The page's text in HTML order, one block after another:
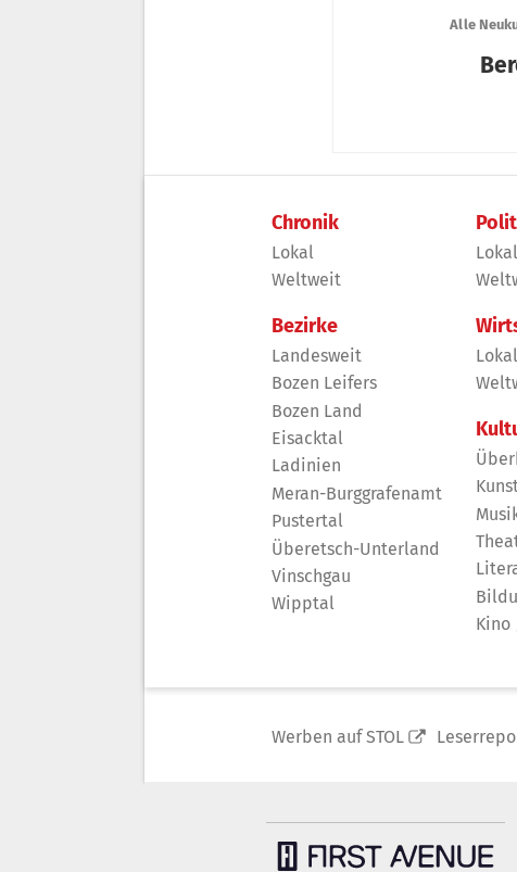
Chronik
Lokal
Weltweit
Bezirke
Landesweit
Bozen Leifers
Bozen Land
Eisacktal
Ladinien
Meran-Burggrafenamt
Pustertal
Überetsch-Unterland
Vinschgau
Wipptal
Lokal
Lokal
Kino
Werben auf STOL